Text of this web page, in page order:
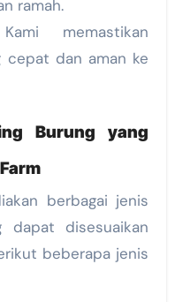
ramah.
memastikan
cepat dan aman ke
Burung yang
berbagai jenis
dapat disesuaikan
beberapa jenis